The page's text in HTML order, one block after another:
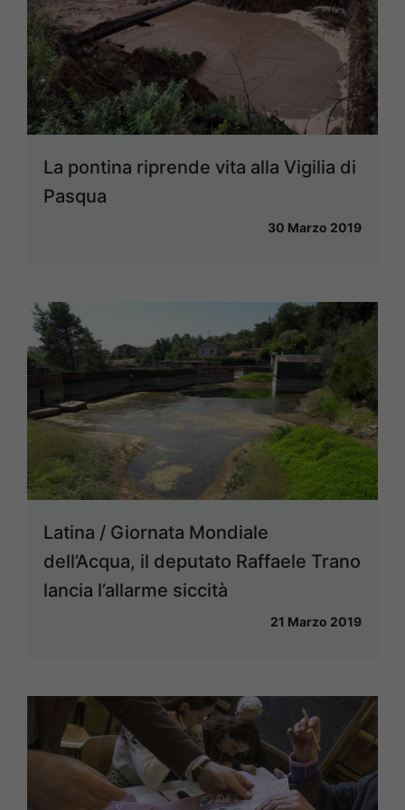
La pontina riprende vita alla Vigilia di
Pasqua
30 Marzo 2019
Latina / Giornata Mondiale
dell’Acqua, il deputato Raffaele Trano
lancia l’allarme siccità
21 Marzo 2019